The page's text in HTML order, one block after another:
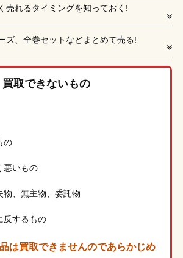
売れるタイミングを知っておく!
ズ、全巻セットなどまとめて売る!
買取できないもの
の
悪いもの
物、無主物、委託物
反するもの
は買取できませんのであらかじめ